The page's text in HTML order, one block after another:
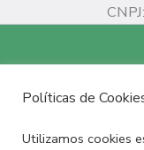
Políticas de
Utilizamos cookies